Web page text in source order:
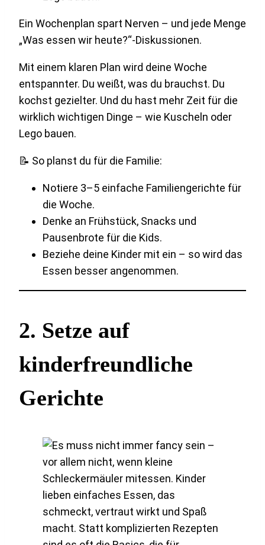
Ein Wochenplan spart Nerven – und jede Menge
„Was essen wir heute?“-Diskussionen.
Mit einem klaren Plan wird deine Woche
entspannter. Du weißt, was du brauchst. Du
kochst gezielter. Und du hast mehr Zeit für die
wirklich wichtigen Dinge – wie Kuscheln oder
Lego bauen.
📝 So planst du für die Familie:
Notiere 3–5 einfache Familiengerichte für
die Woche.
Denke an Frühstück, Snacks und
Pausenbrote für die Kids.
Beziehe deine Kinder mit ein – so wird das
Essen besser angenommen.
2. Setze auf
kinderfreundliche
Gerichte